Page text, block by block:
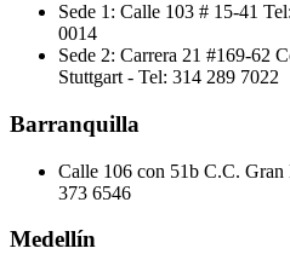
Sede 1: Calle 103 # 15-41
0014
Sede 2: Carrera 21 #169-62
Stuttgart - Tel: 314 289 7022
Barranquilla
Calle 106 con 51b C.C.
373 6546
Medellín